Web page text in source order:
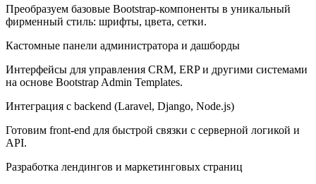
Преобразуем базовые Bootstrap-компоненты в уникальный
фирменный стиль: шрифты, цвета, сетки.
Кастомные панели администратора и дашборды
Интерфейсы для управления CRM, ERP и другими системами
на основе Bootstrap Admin Templates.
Интеграция с backend (Laravel, Django, Node.js)
Готовим front-end для быстрой связки с серверной логикой и
API.
Разработка лендингов и маркетинговых страниц